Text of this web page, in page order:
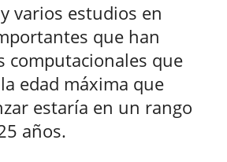
varios estudios en
que han
computacionales que
edad máxima que
estaría en un rango
años.